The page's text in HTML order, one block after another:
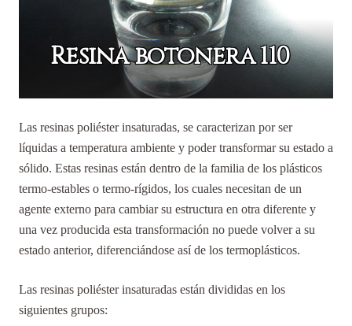
Resina botonera 110
Las resinas poliéster insaturadas, se caracterizan por ser
líquidas a temperatura ambiente y poder transformar su estado a
sólido. Estas resinas están dentro de la familia de los plásticos
termo-estables o termo-rígidos, los cuales necesitan de un
agente externo para cambiar su estructura en otra diferente y
una vez producida esta transformación no puede volver a su
estado anterior, diferenciándose así de los termoplásticos.
Las resinas poliéster insaturadas están divididas en los
siguientes grupos: